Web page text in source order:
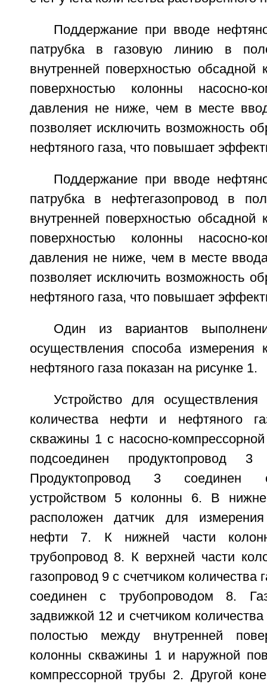
Поддержание при вводе
патрубка в газовую линию в
внутренней поверхностью
поверхностью колонны насосно-
давления не ниже, чем в месте
позволяет исключить возможность
нефтяного газа, что повышает
Поддержание при вводе
патрубка в нефтегазопровод в
внутренней поверхностью
поверхностью колонны насосно-
давления не ниже, чем в месте
позволяет исключить возможность
нефтяного газа, что повышает
Один из вариантов
осуществления способа измерения
нефтяного газа показан на рисунке 1.
Устройство для осуществления
количества нефти и нефтяного
скважины 1 с насосно-
подсоединен продуктопровод
Продуктопровод 3 соединен
устройством 5 колонны 6. В
расположен датчик для
нефти 7. К нижней части
трубопровод 8. К верхней части
газопровод 9 с счетчиком количества
соединен с трубопроводом 8.
задвижкой 12 и счетчиком
полостью между внутренней
колонны скважины 1 и наружной
компрессорной трубы 2. Другой